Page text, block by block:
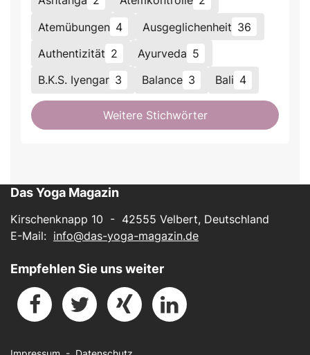
Atemübungen 4 Ausgeglichenheit 36
Authentizität 2 Ayurveda 5
B.K.S. Iyengar 3 Balance 3 Bali 4
Weitere Stichwörter
Das Yoga Magazin
Kirschenknapp 10 - 42555 Velbert, Deutschland
E-Mail: info@das-yoga-magazin.de
Empfehlen Sie uns weiter